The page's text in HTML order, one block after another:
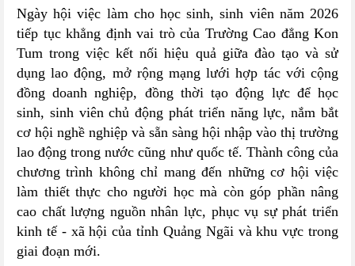
Ngày hội việc làm cho học sinh, sinh viên năm 2026
tiếp tục khẳng định vai trò của Trường Cao đẳng Kon
Tum trong việc kết nối hiệu quả giữa đào tạo và sử
dụng lao động, mở rộng mạng lưới hợp tác với cộng
đồng doanh nghiệp, đồng thời tạo động lực để học
sinh, sinh viên chủ động phát triển năng lực, nắm bắt
cơ hội nghề nghiệp và sẵn sàng hội nhập vào thị trường
lao động trong nước cũng như quốc tế. Thành công của
chương trình không chỉ mang đến những cơ hội việc
làm thiết thực cho người học mà còn góp phần nâng
cao chất lượng nguồn nhân lực, phục vụ sự phát triển
kinh tế - xã hội của tỉnh Quảng Ngãi và khu vực trong
giai đoạn mới.